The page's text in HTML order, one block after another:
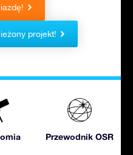
projekt!
Przewodnik OSR